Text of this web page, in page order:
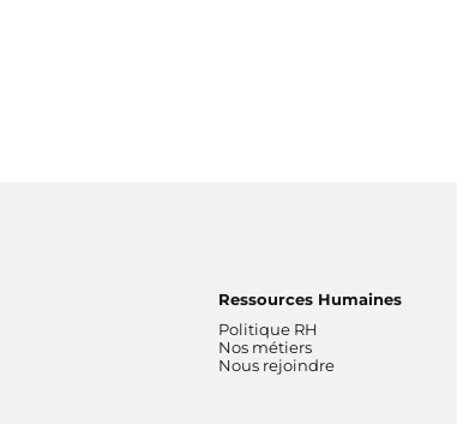
Ressources Humaines
Politique RH
Nos métiers
Nous rejoindre